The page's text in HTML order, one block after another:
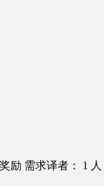
励 需求译者： 1 人